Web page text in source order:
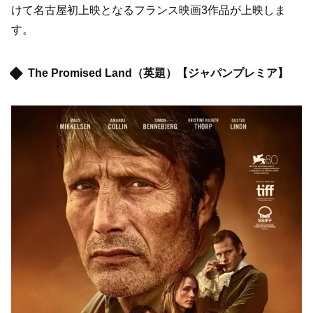
けて名古屋初上映となるフランス映画3作品が上映しま
す。
The Promised Land（英題）【ジャパンプレミア】